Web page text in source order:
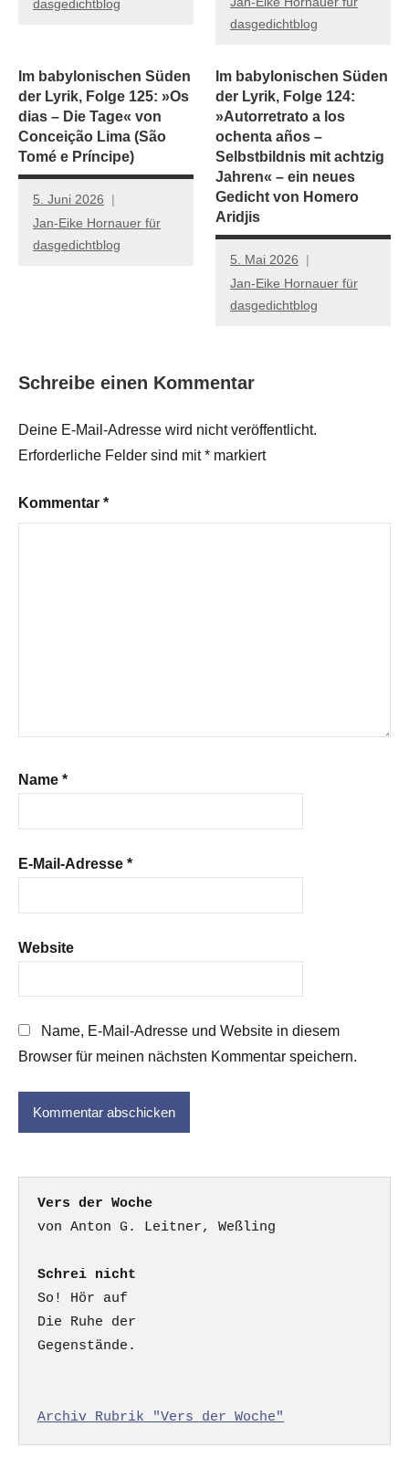
dasgedichtblog
dasgedichtblog
Im babylonischen Süden
der Lyrik, Folge 125: »Os
dias – Die Tage« von
Conceição Lima (São
Tomé e Príncipe)
5. Juni 2026
Jan-Eike Hornauer für
dasgedichtblog
Im babylonischen Süden
der Lyrik, Folge 124:
»Autorretrato a los
ochenta años –
Selbstbildnis mit achtzig
Jahren« – ein neues
Gedicht von Homero
Aridjis
5. Mai 2026
Jan-Eike Hornauer für
dasgedichtblog
Schreibe einen Kommentar
Deine E-Mail-Adresse wird nicht veröffentlicht.
Erforderliche Felder sind mit* markiert
Kommentar *
Name *
E-Mail-Adresse *
Website
Name, E-Mail-Adresse und Website in diesem
Browser für meinen nächsten Kommentar speichern.
Vers der Woche
Schrei nicht
So! Hör auf
Die Ruhe der
Gegenstände.
Archiv Rubrik "Vers der Woche"